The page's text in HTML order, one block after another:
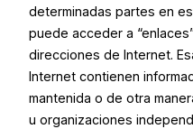
determinadas partes en
puede acceder a
direcciones de Internet.
Internet contienen
mantenida o de otra
u organizaciones